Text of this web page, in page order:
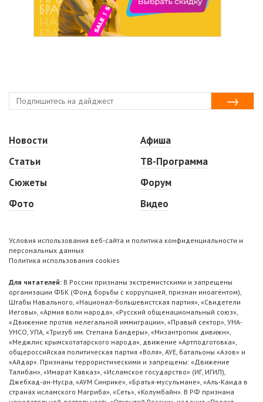
Новости
Статьи
Сюжеты
Фото
Афиша
ТВ-Программа
Форум
Видео
Условия использования веб-сайта и политика конфиденциальности и
персональных данных
Политика использования cookies
Для читателей: В России признаны экстремистскими и запрещены
организации ФБК (Фонд борьбы с коррупцией, признан иноагентом),
Штабы Навального, «Национал-большевистская партия», «Свидетели
Иеговы», «Армия воли народа», «Русский общенациональный союз»,
«Движение против нелегальной иммиграции», «Правый сектор», УНА-
УНСО, УПА, «Тризуб им. Степана Бандеры», «Мизантропик дивижн»,
«Меджлис крымскотатарского народа», движение «Артподготовка»,
общероссийская политическая партия «Воля», АУЕ, батальоны «Азов» и
«Айдар». Признаны террористическими и запрещены: «Движение
Талибан», «Имарат Кавказ», «Исламское государство» (ИГ, ИГИЛ),
Джебхад-ан-Нусра, «АУМ Синрике», «Братья-мусульмане», «Аль-Каида в
странах исламского Магриба», «Сеть», «Колумбайн». В РФ признана